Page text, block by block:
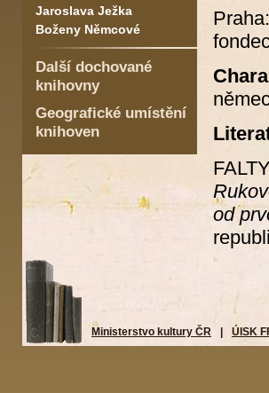
Jaroslava Ježka
Boženy Němcové
Další dochované
knihovny
Geografické umístění
knihoven
od
Ministerstvo kultury ČR ÚISK